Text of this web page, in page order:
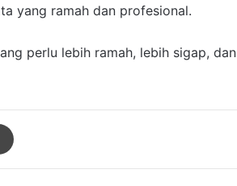
yang ramah dan profesional.
perlu lebih ramah, lebih sigap, dan